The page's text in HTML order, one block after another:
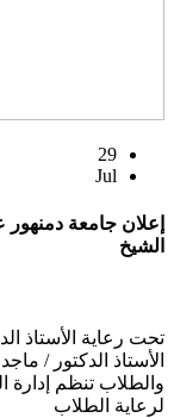
29
Jul
إعلان جامعة
الشيخ
تحت رعاية الأستاذ
الأستاذ الدكتور /
والطلاب تنظم إدارة
لرعاية الطلاب